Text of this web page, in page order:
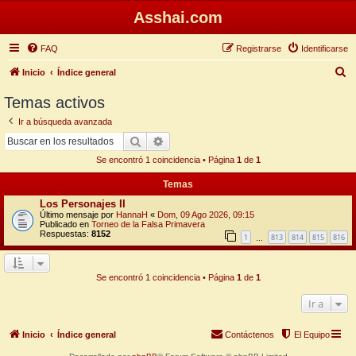
Asshai.com
FAQ Identificarse
Registrarse
Inicio Índice general
Temas activos
Ir a búsqueda avanzada
Buscar
Se encontró 1 coincidencia • Página 1de 1
Temas
Los Personajes II
Último mensaje por HannaH « Dom, 09 Ago 2026, 09:15
Publicado en Torneo de la Falsa Primavera
Respuestas: 8152 1 813 814 815 816
Se encontró 1 coincidencia • Página 1de 1
Ir a
Inicio Índice general El Equipo
Contáctenos